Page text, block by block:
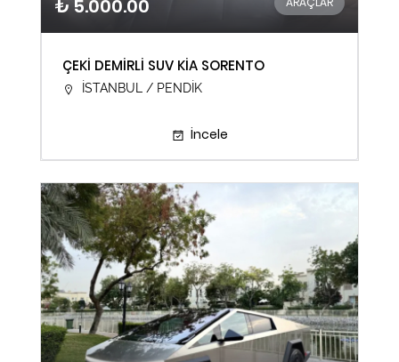
₺ 5.000.00
ÇEKİ DEMİRLİ SUV KİA SORENTO
İSTANBUL / PENDİK
İncele